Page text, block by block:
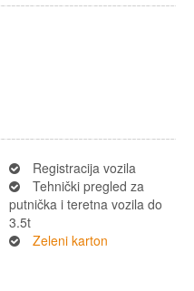
Registracija vozila
Tehnički pregled za
putnička i teretna vozila do
3.5t
Zeleni karton